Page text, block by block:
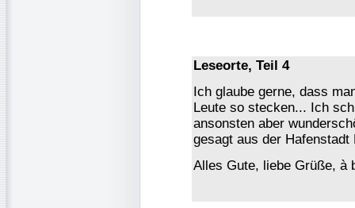
Leseorte, Teil 4
Ich glaube gerne, dass
Leute so stecken... Ich
ansonsten aber
gesagt aus der Hafenstadt
Alles Gute, liebe Grüße, à